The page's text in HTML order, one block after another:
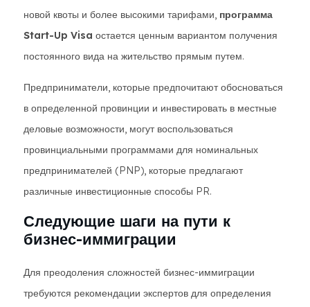
новой квоты и более высокими тарифами, программа
Start-Up Visa остается ценным вариантом получения
постоянного вида на жительство прямым путем.
Предприниматели, которые предпочитают обосноваться
в определенной провинции и инвестировать в местные
деловые возможности, могут воспользоваться
провинциальными программами для номинальных
предпринимателей (PNP), которые предлагают
различные инвестиционные способы PR.
Следующие шаги на пути к
бизнес-иммиграции
Для преодоления сложностей бизнес-иммиграции
требуются рекомендации экспертов для определения